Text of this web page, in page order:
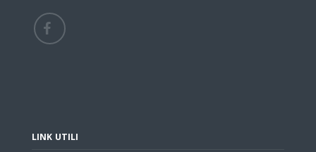
LINK UTILI